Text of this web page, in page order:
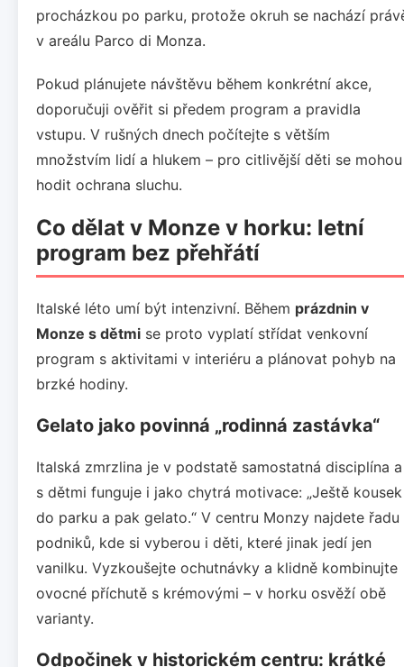
procházkou po parku, protože okruh se nachází
v areálu Parco di Monza.
Pokud plánujete návštěvu během konkrétní akce,
doporučuji ověřit si předem program a pravidla
vstupu. V rušných dnech počítejte s větším
množstvím lidí a hlukem – pro citlivější děti se mohou
hodit ochrana sluchu.
Co dělat v Monze v horku: letní
program bez přehřátí
Italské léto umí být intenzivní. Během prázdnin v
Monze s dětmi se proto vyplatí střídat venkovní
program s aktivitami v interiéru a plánovat pohyb na
brzké hodiny.
Gelato jako povinná „rodinná zastávka“
Italská zmrzlina je v podstatě samostatná disciplína a
s dětmi funguje i jako chytrá motivace: „Ještě kousek
do parku a pak gelato.“ V centru Monzy najdete řadu
podniků, kde si vyberou i děti, které jinak jedí jen
vanilku. Vyzkoušejte ochutnávky a klidně kombinujte
ovocné příchutě s krémovými – v horku osvěží obě
varianty.
Odpočinek v historickém centru: krátké